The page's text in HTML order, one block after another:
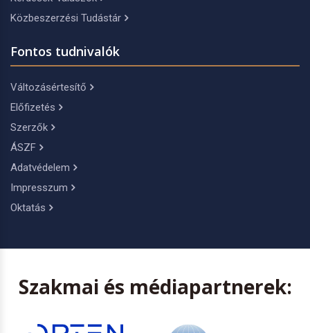
Közbeszerzési Tudástár
Fontos tudnivalók
Változásértesítő
Előfizetés
Szerzők
ÁSZF
Adatvédelem
Impresszum
Oktatás
Szakmai és médiapartnerek: